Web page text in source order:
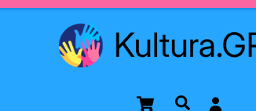
Cart Αναζήτηση